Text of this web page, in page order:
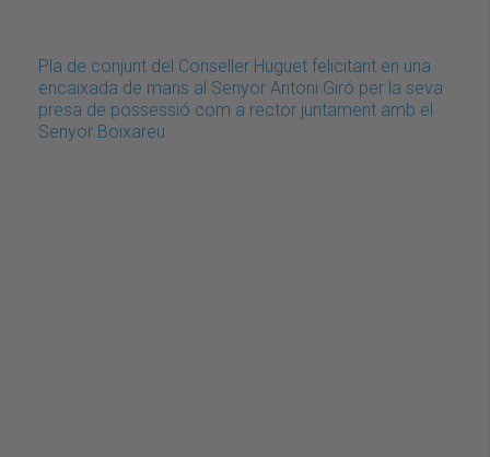
Pla de conjunt del Conseller Huguet felicitant en una
encaixada de mans al Senyor Antoni Giró per la seva
presa de possessió com a rector juntament amb el
Senyor Boixareu